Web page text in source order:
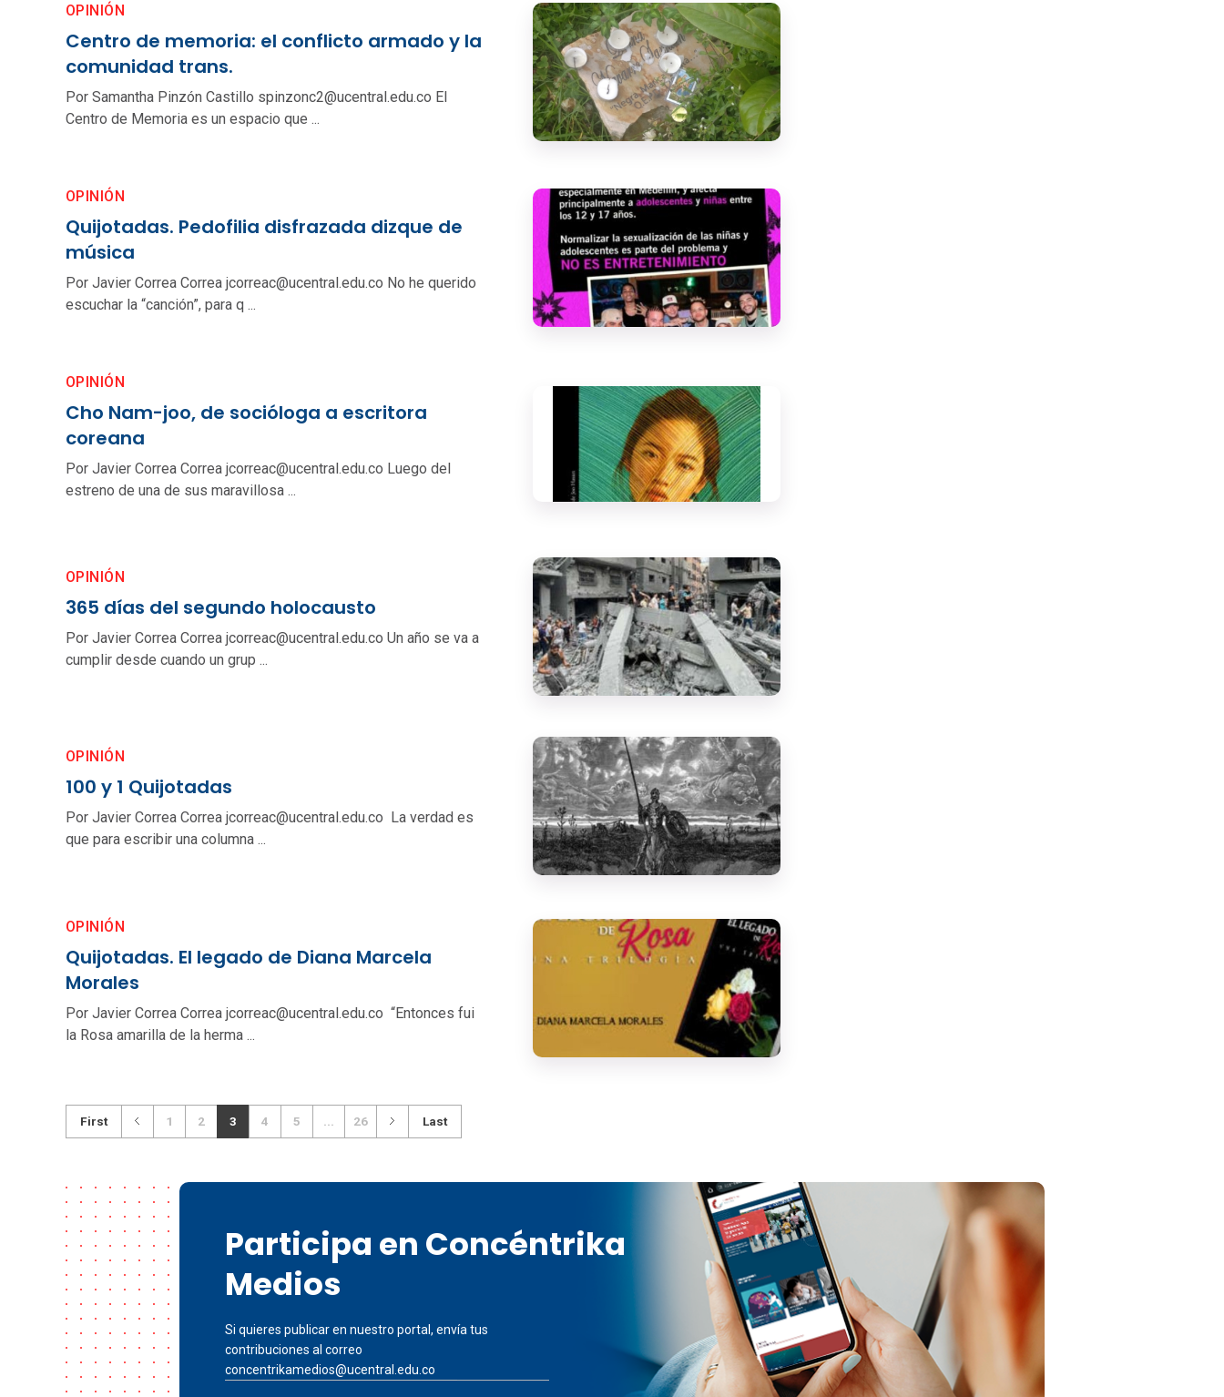
Centro de memoria: el conflicto armado y la
comunidad trans.
OPINIÓN
Por Samantha Pinzón Castillo spinzonc2@ucentral.edu.co El
Centro de Memoria es un espacio que ...
Quijotadas. Pedofilia disfrazada dizque de
música
OPINIÓN
Por Javier Correa Correa jcorreac@ucentral.edu.co No he querido
escuchar la “canción”, para q ...
Cho Nam-joo, de socióloga a escritora
coreana
OPINIÓN
Por Javier Correa Correa jcorreac@ucentral.edu.co Luego del
estreno de una de sus maravillosa ...
365 días del segundo holocausto
OPINIÓN
Por Javier Correa Correa jcorreac@ucentral.edu.co Un año se va a
cumplir desde cuando un grup ...
100 y 1 Quijotadas
OPINIÓN
Por Javier Correa Correa jcorreac@ucentral.edu.co La verdad es
que para escribir una columna ...
Quijotadas. El legado de Diana Marcela
Morales
OPINIÓN
Por Javier Correa Correa jcorreac@ucentral.edu.co “Entonces fui
la Rosa amarilla de la herma ...
First 1 2 3 4 5 26 Last
Participa en Concéntrika
Medios
Si quieres publicar en nuestro portal, envía tus
contribuciones al correo
concentrikamedios@ucentral.edu.co